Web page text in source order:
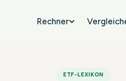
Rechner
ETF-LEXIKON